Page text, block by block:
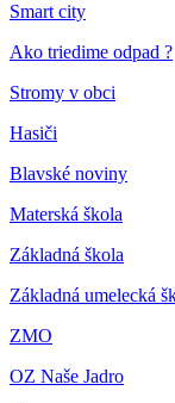
Smart city
Ako triedime odpad ?
Stromy v obci
Hasiči
Blavské noviny
Materská škola
Základná škola
Základná umelecká
ZMO
OZ Naše Jadro